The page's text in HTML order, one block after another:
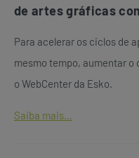
de artes gráficas
Para acelerar os ciclos de
mesmo tempo, aumentar o
o WebCenter da Esko.
Saiba mais...